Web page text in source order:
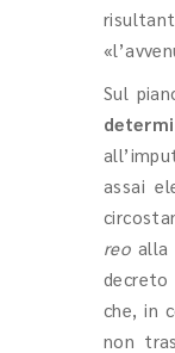
Sul
assai
reoalla
decreto
che, in
non